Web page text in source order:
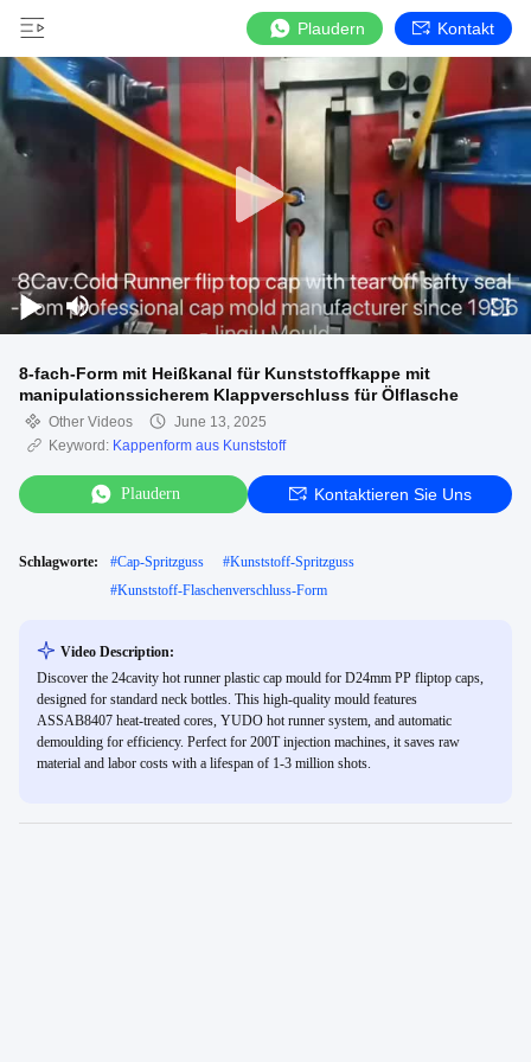
Plaudern Kontakt
8-fach-Form mit Heißkanal für Kunststoffkappe mit
manipulationssicherem Klappverschluss für Ölflasche
Other Videos
June 13, 2025
Keyword: Kappenform aus Kunststoff
Plaudern Kontaktieren Sie Uns
Schlagworte: #Cap-Spritzguss #Kunststoff-Spritzguss
#Kunststoff-Flaschenverschluss-Form
Video Description:
Discover the 24cavity hot runner plastic cap mould for D24mm PP fliptop caps,
designed for standard neck bottles. This high-quality mould features
ASSAB8407 heat-treated cores, YUDO hot runner system, and automatic
demoulding for efficiency. Perfect for 200T injection machines, it saves raw
material and labor costs with a lifespan of 1-3 million shots.